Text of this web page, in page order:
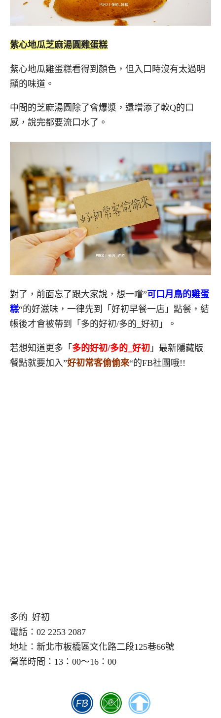
紫心地瓜芝麻湯圓雞蛋糕
紫心地瓜雞蛋糕看得到顏色，但入口時沒有太過明
顯的味道。
中間的芝麻湯圓除了會爆漿，還增添了軟Q的口
感，說完都要流口水了。
對了，前面忘了跟大家說，想一嚐”可口月鳥的雞蛋
糕“的好滋味，一律先到「好初早餐一店」點餐，結
帳後才會被帶到「多的好初/多的_好初」。
若想知道更多「 多的好初/多的_好初 」最新隱藏版
餐點就要加入”好初常客偷偷來“的FB社團哦!!
多的_好初
電話：02 2253 2087
地址：新北市板橋區文化路二段125巷66號
營業時間：13：00～16：00